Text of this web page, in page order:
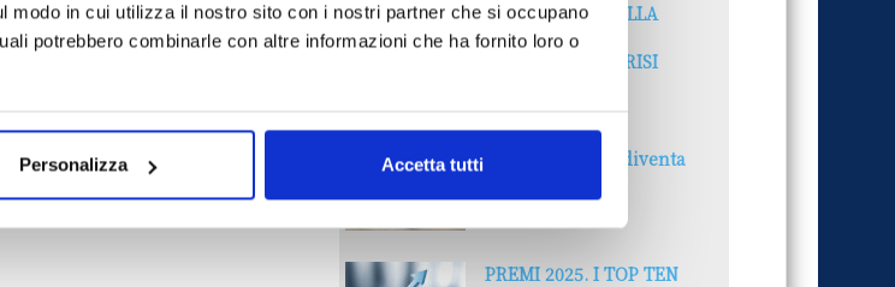
modo in cui utilizza il nostro sito con i nostri partner che si occupano
potrebbero combinarle con altre informazioni che ha fornito loro o
Personalizza Accetta tutti
LA GESTIONE DELLA
REPUTAZIONE.
RECENSIONI E CRISI
30 Giugno 2026
Il “Modulo CAI” diventa
PREMI 2025. I TOP TEN